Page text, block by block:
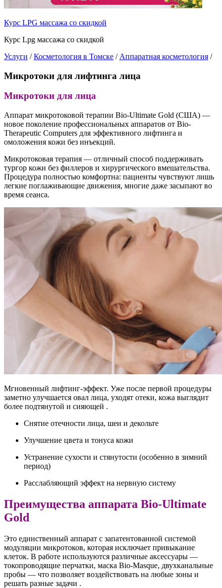
Курс LPG массажа со скидкой
Курс Lpg массажа со скидкой
Услуги /Косметология в Томске / Аппаратная косметология /
Микротоки для лифтинга лица
Микротоки для лица
Аппарат микротоковой терапии Bio-Ultimate Gold (США) —
новое поколение профессиональных аппаратов от Bio-
Therapeutic Computers для эффективного лифтинга и
омоложения кожи без инъекций.
Микротоковая терапия — отличный способ поддерживать
тургор кожи без филлеров и хирургического вмешательства.
Процедура полностью комфортна: пациенты чувствуют лишь
легкие поглаживающие движения, многие даже засыпают во
время сеанса.
Мгновенный лифтинг-эффект. Уже после первой процедуры
заметно улучшается овал лица, уходят отеки, кожа выглядит
более подтянутой и сияющей .
Снятие отечности лица, шеи и декольте
Улучшение цвета и тонуса кожи
Устранение сухости и стянутости (особенно в зимний
период)
Расслабляющий эффект на нервную систему
Преимущества аппарата Bio-Ultimate
Gold
Это единственный аппарат с запатентованной системой
модуляции микротоков, которая исключает привыкание
клеток. В работе используются различные аксессуары —
токопроводящие перчатки, маска Bio-Masque, двухканальные
пробы — что позволяет воздействовать на любые зоны и
решать разные задачи .